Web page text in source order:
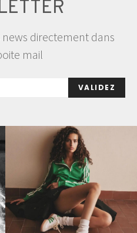
news directement dans
mail
VALIDEZ